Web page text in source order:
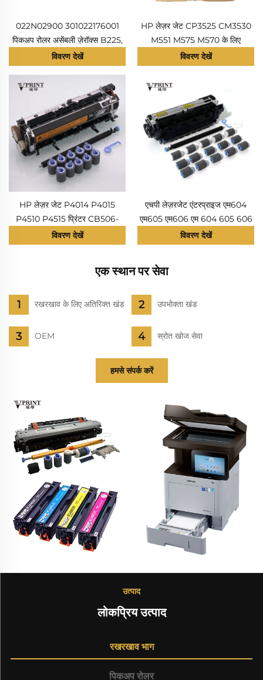
022N02900 301022176001
पिकअप रोलर असेंबली ज़ेरॉक्स B225,
B230, B235 और पैंटम P3010,
P3300, M6700, M6800,
M7100 के लिए संगत नया
विवरण देखें
HP लेज़र जेट CP3525 CM3530
M551 M575 M570 के लिए
इंटरमीडिएट ट्रांसफर बेल्ट आईटीबी
असेंबली RM1-8177 RM2-7446
CD644-67908 CF081-67904
विवरण देखें
HP लेज़र जेट P4014 P4015
P4510 P4515 प्रिंटर CB506-
67901 CB506-67902 के लिए
लागत-बचत संगत मेंटेनेंस किट
विवरण देखें
एचपी लेज़रजेट एंटरप्राइज एम604
एम605 एम606 एम 604 605 606
फ़्यूज़र फिक्सिंग यूनिट के लिए
एफ2जी76-67901 एफ2जी76ए
विवरण देखें
एक स्थान पर सेवा
रखरखाव के लिए अतिरिक्त खंड उपभोक्ता खंड
OEM स्रोत खोज सेवा
हमसे संपर्क करें
उत्पाद
लोकप्रिय उत्पाद
रखरखाव भाग
पिकअप रोलर